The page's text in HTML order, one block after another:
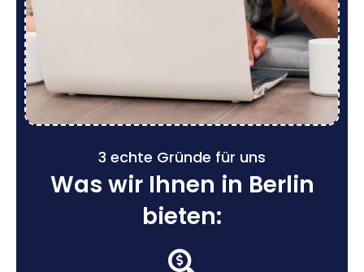
3 echte Gründe für uns
Was wir Ihnen in Berlin
bieten: